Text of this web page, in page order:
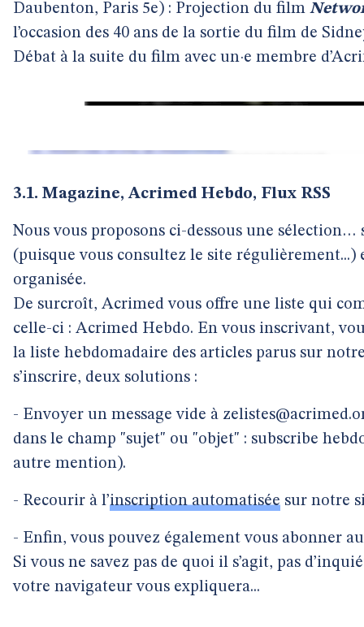
Daubenton, Paris 5e) : Projection du film
l’occasion des 40 ans de la sortie du film de
Débat à la suite du film avec un·e membre
3.1. Magazine, Acrimed Hebdo, Flux RSS
Nous vous proposons ci-dessous une sélection…
(puisque vous consultez le site régulièrement...)
organisée.
De surcroît, Acrimed vous offre une liste qui
celle-ci : Acrimed Hebdo. En vous inscrivant,
la liste hebdomadaire des articles parus sur
s’inscrire, deux solutions :
- Envoyer un message vide à
dans le champ "sujet" ou "objet" : subscribe
autre mention).
- Recourir à l’inscription automatisée sur notre
- Enfin, vous pouvez également vous abonner
Si vous ne savez pas de quoi il s’agit, pas
votre navigateur vous expliquera...